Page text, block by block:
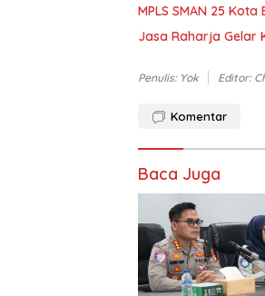
MPLS SMAN 25
Jasa Raharja Gelar
Penulis: Yok Editor:
Komentar
Baca Juga